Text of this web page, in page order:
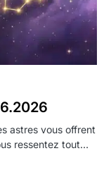
astres vous offrent
ressentez tout…